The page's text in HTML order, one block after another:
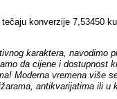
konverzije 7,53450
karaktera, navodimo
da cijene i dostupnost
Moderna vremena više
antikvarijatima ili u